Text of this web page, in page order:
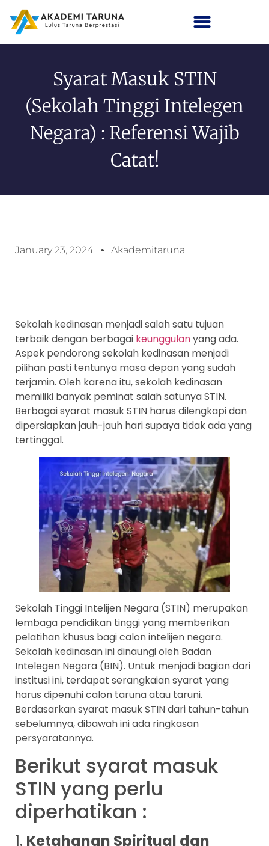
Syarat Masuk STIN
(Sekolah Tinggi Intelegen
Negara) : Referensi Wajib
Catat!
January 23, 2024 Akademitaruna
Sekolah kedinasan menjadi salah satu tujuan
terbaik dengan berbagai keunggulanyang ada.
Aspek pendorong sekolah kedinasan menjadi
pilihan pasti tentunya masa depan yang sudah
terjamin. Oleh karena itu, sekolah kedinasan
memiliki banyak peminat salah satunya STIN.
Berbagai syarat masuk STIN harus dilengkapi dan
dipersiapkan jauh-jauh hari supaya tidak ada yang
tertinggal.
Sekolah Tinggi Intelijen Negara (STIN) merupakan
lembaga pendidikan tinggi yang memberikan
pelatihan khusus bagi calon intelijen negara.
Sekolah kedinasan ini dinaungi oleh Badan
Intelegen Negara (BIN). Untuk menjadi bagian dari
institusi ini, terdapat serangkaian syarat yang
harus dipenuhi calon taruna atau taruni.
Berdasarkan syarat masuk STIN dari tahun-tahun
sebelumnya, dibawah ini ada ringkasan
persyaratannya.
Berikut syarat masuk
STIN yang perlu
diperhatikan :
1. Ketahanan Spiritual dan